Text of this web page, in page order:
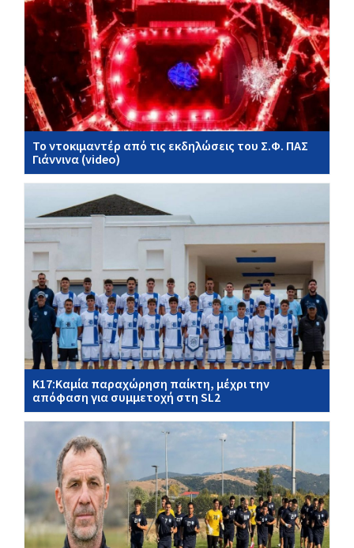
Το ντοκιμαντέρ από τις εκδηλώσεις του Σ.Φ. ΠΑΣ
Γιάννινα (video)
Κ17:Καμία παραχώρηση παίκτη, μέχρι την
απόφαση για συμμετοχή στη SL2